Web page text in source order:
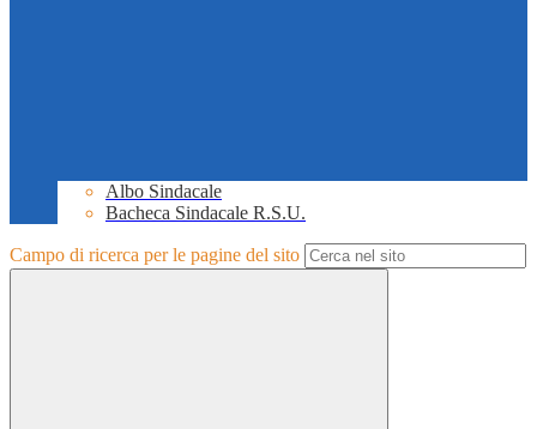
Albo Sindacale
Bacheca Sindacale R.S.U.
Campo di ricerca per le pagine del sito